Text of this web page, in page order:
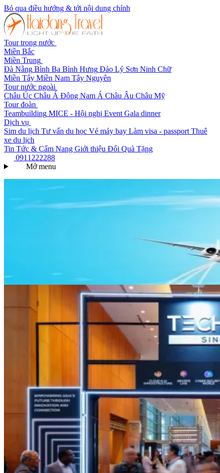
Bỏ qua điều hướng & tới nội dung chính
Tour trong nước
Miền Bắc
Miền Trung
Đà Nẵng Bình Ba Bình Hưng Đảo Lý Sơn Ninh Chữ
Miền Tây Miền Nam Tây Nguyên
Tour nước ngoài
Châu Úc Châu Á Đông Nam Á Châu Âu Châu Mỹ
Tour đoàn
Teambuilding MICE - Hội nghị Event Gala dinner
Dịch vụ
Sim du lịch Tư vấn du học Vé máy bay Làm visa - passport Thuê
xe du lịch
Tin Tức & Cẩm Nang Giới thiệu Đổi Quà Tặng
0911222288
Mở menu
Du lịch hè 2026
đang bán chạy